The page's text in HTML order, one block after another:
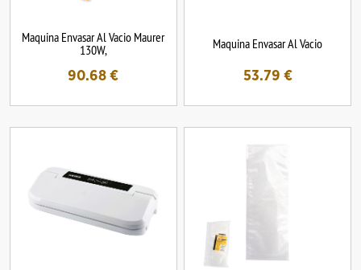
Maquina Envasar Al Vacio Maurer
130W,
90.68 €
Maquina Envasar Al Vacio
53.79 €